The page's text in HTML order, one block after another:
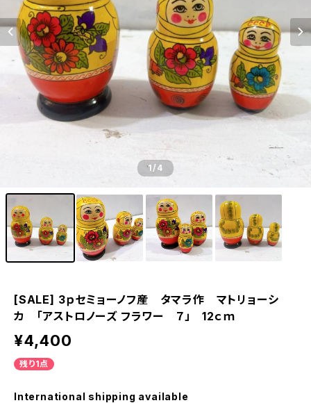
1/4
[SALE] 3ｐセミョーノフ産 タマラ作 マトリョーシ
カ 「アストロノーズ フラワー ７」 12ｃｍ
¥4,400
残り1点
International shipping available